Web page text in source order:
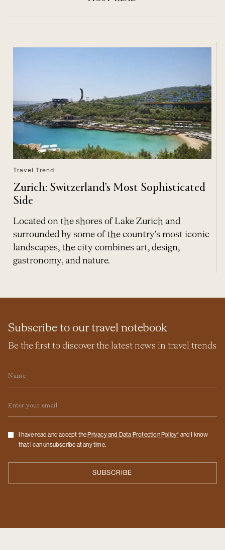
Travel Trend
Zurich: Switzerland’s Most Sophisticated
Side
Located on the shores of Lake Zurich and
surrounded by some of the country's most iconic
landscapes, the city combines art, design,
gastronomy, and nature.
Subscribe to our travel notebook
Be the first to discover the latest news in travel trends
Checkbox
I have read and accept the Privacy and Data Protection Policy* and I know
that I can unsubscribe at any time.